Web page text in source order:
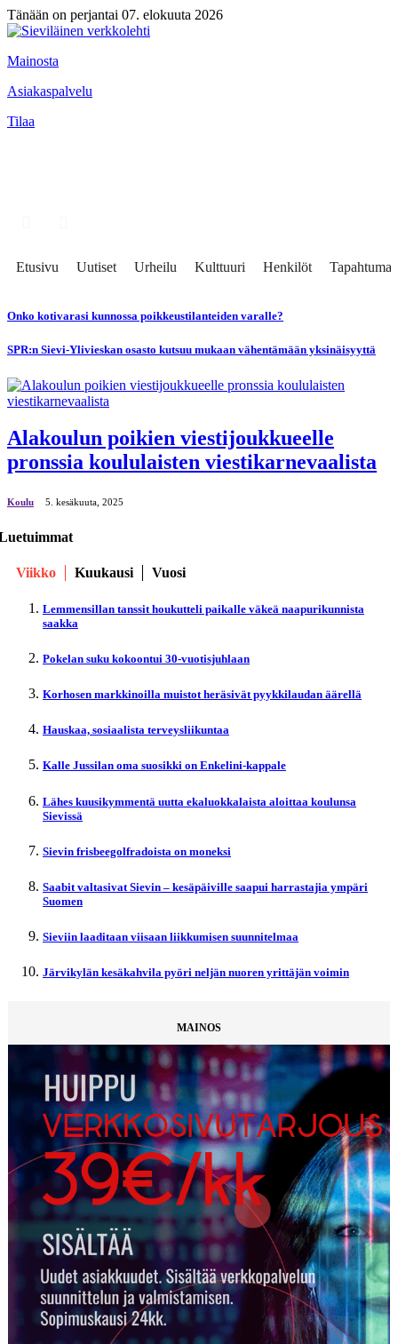
Tänään on perjantai 07. elokuuta 2026
Mainosta
Asiakaspalvelu
Tilaa
Etusivu Uutiset Urheilu Kulttuuri Henkilöt Tapahtumat
Onko kotivarasi kunnossa poikkeustilanteiden varalle?
SPR:n Sievi-Ylivieskan osasto kutsuu mukaan vähentämään yksinäisyyttä
Alakoulun poikien viestijoukkueelle
pronssia koululaisten viestikarnevaalista
Koulu 5. kesäkuuta, 2025
Viikko Kuukausi Vuosi
Lemmensillan tanssit houkutteli paikalle väkeä naapurikunnista
saakka
Pokelan suku kokoontui 30-vuotisjuhlaan
Korhosen markkinoilla muistot heräsivät pyykkilaudan äärellä
Hauskaa, sosiaalista terveysliikuntaa
Kalle Jussilan oma suosikki on Enkelini-kappale
Lähes kuusikymmentä uutta ekaluokkalaista aloittaa koulunsa
Sievissä
Sievin frisbeegolfradoista on moneksi
Saabit valtasivat Sievin – kesäpäiville saapui harrastajia ympäri
Suomen
Sieviin laaditaan viisaan liikkumisen suunnitelmaa
Järvikylän kesäkahvila pyöri neljän nuoren yrittäjän voimin
MAINOS